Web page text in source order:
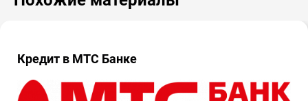
Кредит в МТС Банке